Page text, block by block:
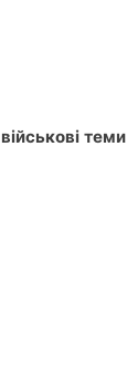
теми